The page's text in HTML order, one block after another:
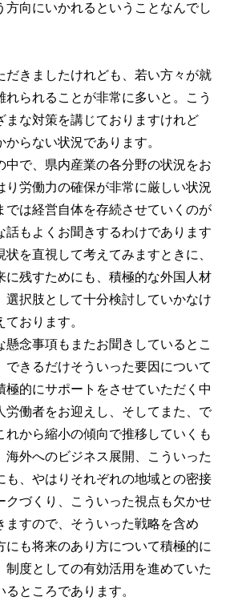
方向にいかれるということなんでし
だきましたけれども、若い方々が就
れられることが非常に多いと。こう
まな対策を講じておりますけれど
からない状況であります。
で、県内産業の各分野の状況をお
り労働力の確保が非常に厳しい状況
では経営自体を存続させていくのが
話もよくお聞きするわけであります
を直視して考えてみますときに、
に残すためにも、積極的な外国人材
選択肢として十分検討していかなけ
おります。
念事項もまたお聞きしているとこ
できるだけそういった要因について
極的にサポートをさせていただく中
労働者をお迎えし、そしてまた、で
れから縮小の傾向で推移していくも
海外へのビジネス展開、こういった
も、やはりそれぞれの地域との密接
クづくり、こういった視点も欠かせ
ますので、そういった戦略を含め
にも将来のあり方について積極的に
制度としての有効活用を進めていた
ところであります。